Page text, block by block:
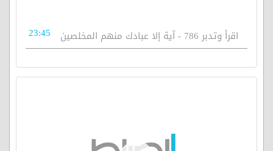
اقرأ وتدبر 786 - آية إلا عبادك منهم المخلصين 23:45